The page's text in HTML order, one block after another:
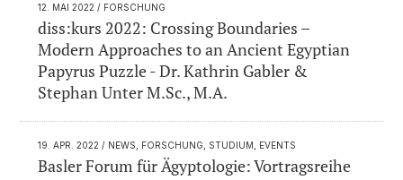
12. MAI 2022 / FORSCHUNG
diss:kurs 2022: Crossing Boundaries –
Modern Approaches to an Ancient Egyptian
Papyrus Puzzle - Dr. Kathrin Gabler &
Stephan Unter M.Sc., M.A.
19. APR. 2022 / NEWS, FORSCHUNG, STUDIUM, EVENTS
Basler Forum für Ägyptologie: Vortragsreihe